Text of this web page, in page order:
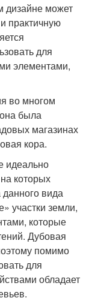
дизайне может
практичную
для
элементами,
во многом
была
магазинах
кора.
идеально
которых
вида
участки земли,
которые
Дубовая
помимо
для
обладает